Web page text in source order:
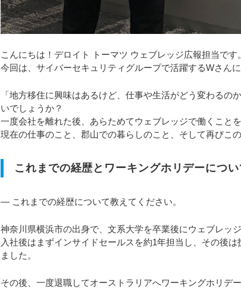
こんにちは！デロイト トーマツ ウェブレッジ広報担当です。
今回は、サイバーセキュリティグループで活躍するWさん
「地方移住に興味はあるけど、仕事や生活がどう変わる
いでしょうか？
一度会社を離れた後、あらためてウェブレッジで働くことを
現在の仕事のこと、郡山での暮らしのこと、そして再びこ
これまでの経歴とワーキングホリデーについ
― これまでの経歴について教えてください。
神奈川県横浜市の出身で、文系大学を卒業後にウェブレッジ
入社後はまずインサイドセールスを約1年担当し、その後
ました。
その後、一度退職してオーストラリアへワーキングホリデ